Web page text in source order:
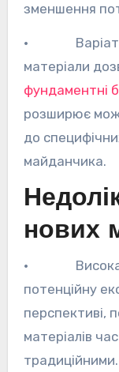
зменшення
·
матеріали
фундаментні
розширює
до
майданчика.
нових
· Висока
потенційну
перспективі,
матеріалів